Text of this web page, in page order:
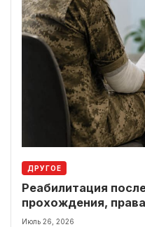
ДРУГОЕ
Реабилитация
прохождения,
выплаты
Июль 26, 2026